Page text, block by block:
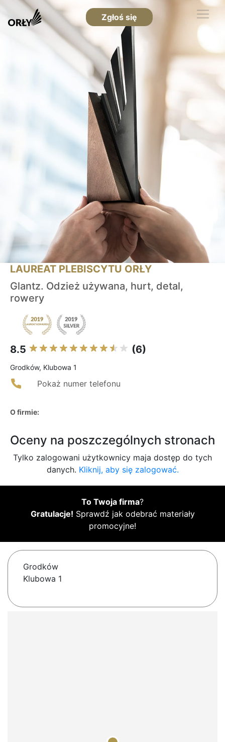
Zgłoś się
LAUREAT PLEBISCYTU ORŁY
Glantz. Odzież używana, hurt, detal,
rowery
8.5 (6)
Grodków, Klubowa 1
Pokaż numer telefonu
O firmie:
Oceny na poszczególnych stronach
Tylko zalogowani użytkownicy maja dostęp do tych
danych. Kliknij, aby się zalogować.
To Twoja firma?
Gratulacje! Sprawdź jak odebrać materiały
promocyjne!
Grodków
Klubowa 1